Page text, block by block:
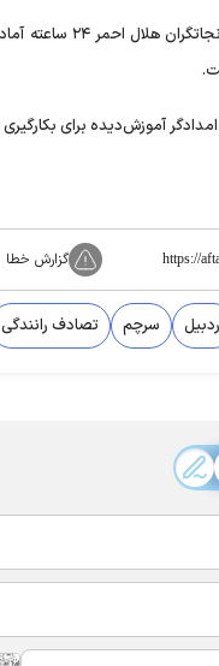
https:// گزارش خطا
سرچم تصادف رانندگی